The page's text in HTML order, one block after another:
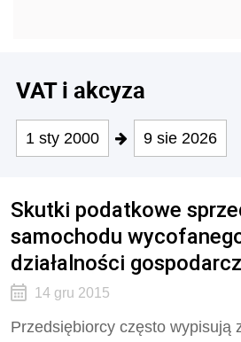
VAT i akcyza
1 sty 2000 9 sie 2026
Skutki podatkowe
samochodu
działalności
14 gru 2015
Przedsiębiorcy często wypisują